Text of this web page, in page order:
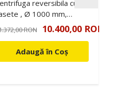
reversibila cu 8
, Ø 1000 mm,
alimentare 12V/230V
automata OPTIMA (Lyson)
RON 10.400,00 RON
Adaugă în Coș